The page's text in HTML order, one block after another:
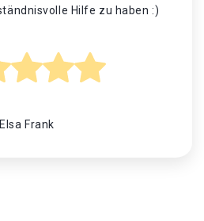
Hilfe zu haben :)
Elsa Frank